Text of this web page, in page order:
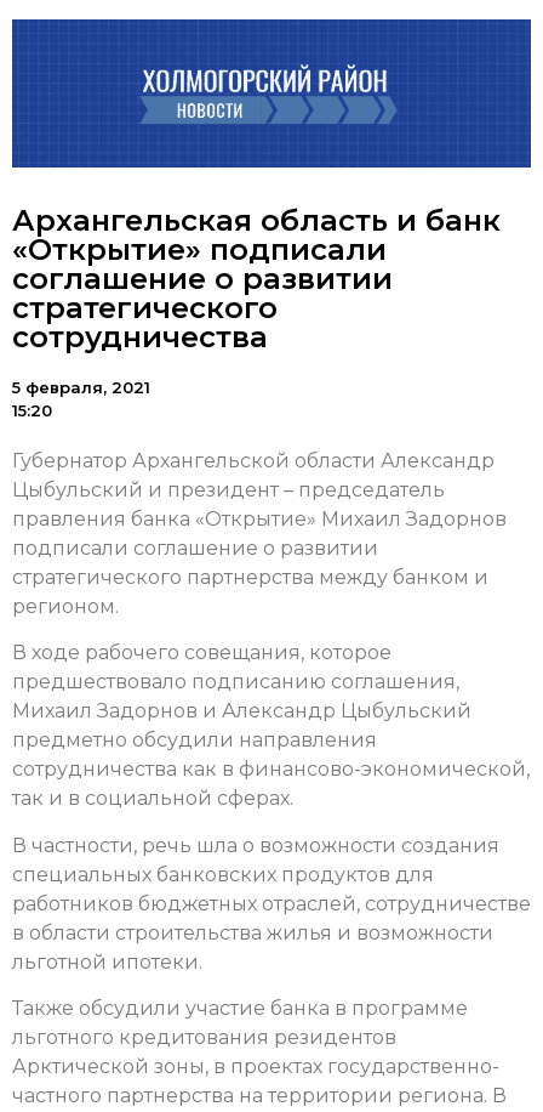
Архангельская область и банк
«Открытие» подписали
соглашение о развитии
стратегического
сотрудничества
5 февраля, 2021
15:20
Губернатор Архангельской области Александр
Цыбульский и президент – председатель
правления банка «Открытие» Михаил Задорнов
подписали соглашение о развитии
стратегического партнерства между банком и
регионом.
В ходе рабочего совещания, которое
предшествовало подписанию соглашения,
Михаил Задорнов и Александр Цыбульский
предметно обсудили направления
сотрудничества как в финансово-экономической,
так и в социальной сферах.
В частности, речь шла о возможности создания
специальных банковских продуктов для
работников бюджетных отраслей, сотрудничестве
в области строительства жилья и возможности
льготной ипотеки.
Также обсудили участие банка в программе
льготного кредитования резидентов
Арктической зоны, в проектах государственно-
частного партнерства на территории региона. В